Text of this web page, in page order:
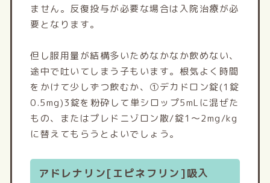
ません。反復投与が必要な場合は入院治療が必
要となります。
但し服用量が結構多いためなかなか飲めない、
途中で吐いてしまう子もいます。根気よく時間
をかけて少しずつ飲むか、①デカドロン錠(1錠
0.5mg)3錠を粉砕して単シロップ5mLに混ぜた
もの、またはプレドニゾロン散/錠1～2mg/kg
に替えてもらうとよいでしょう。
アドレナリン[エピネフリン]吸入